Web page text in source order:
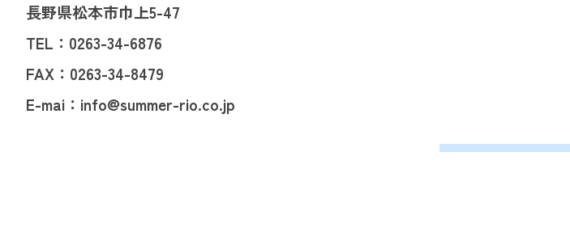
長野県松本市巾上5-47
TEL： 0263-34-6876
FAX： 0263-34-8479
E-mai： info@summer-rio.co.jp